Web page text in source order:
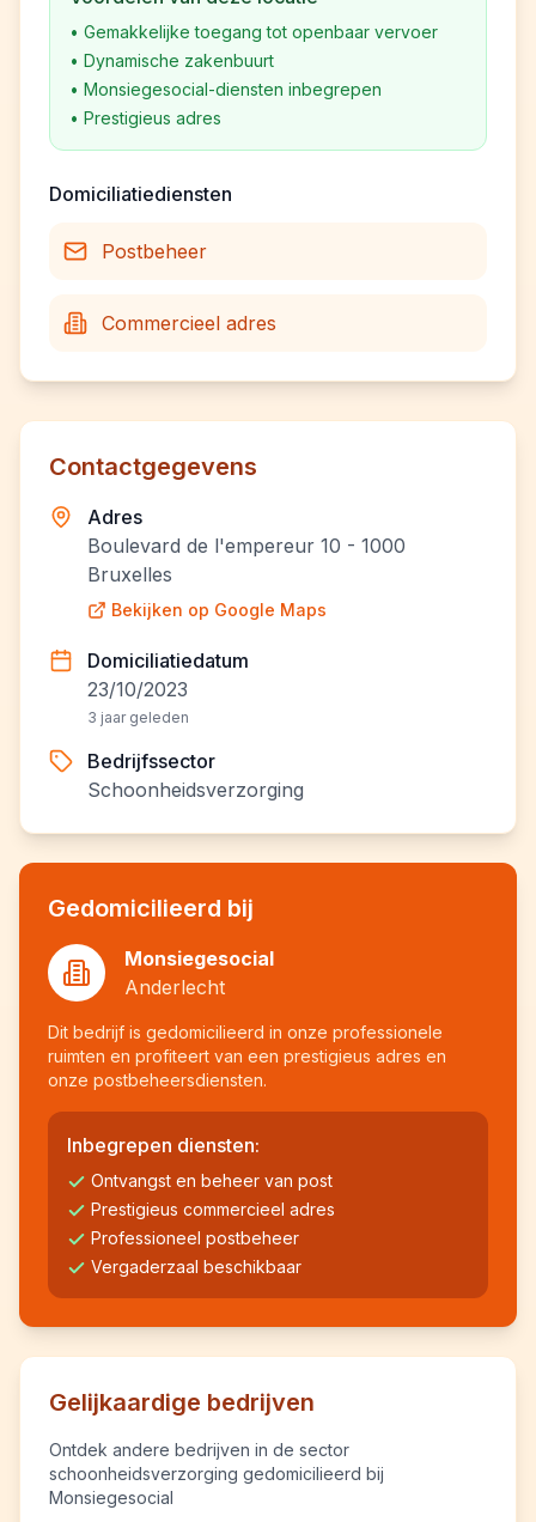
• Gemakkelijke toegang tot openbaar vervoer
• Dynamische zakenbuurt
• Monsiegesocial-diensten inbegrepen
• Prestigieus adres
Domiciliatiediensten
Postbeheer
Commercieel adres
Contactgegevens
Adres
Boulevard de l'empereur 10 - 1000
Bruxelles
Bekijken op Google Maps
Domiciliatiedatum
23/10/2023
3 jaar geleden
Bedrijfssector
Schoonheidsverzorging
Gedomicilieerd bij
Monsiegesocial
Anderlecht
Dit bedrijf is gedomicilieerd in onze professionele
ruimten en profiteert van een prestigieus adres en
onze postbeheersdiensten.
Inbegrepen diensten:
Ontvangst en beheer van post
Prestigieus commercieel adres
Professioneel postbeheer
Vergaderzaal beschikbaar
Gelijkaardige bedrijven
Ontdek andere bedrijven in de sector
schoonheidsverzorging gedomicilieerd bij
Monsiegesocial